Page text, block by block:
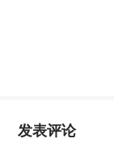
发表评论